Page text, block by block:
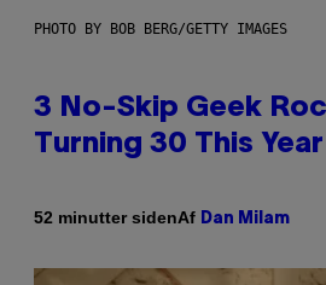
PHOTO BY BOB BERG/GETTY IMAGES
3 No-Skip Geek
Turning 30 This Year
52 minutter sidenAf Dan Milam